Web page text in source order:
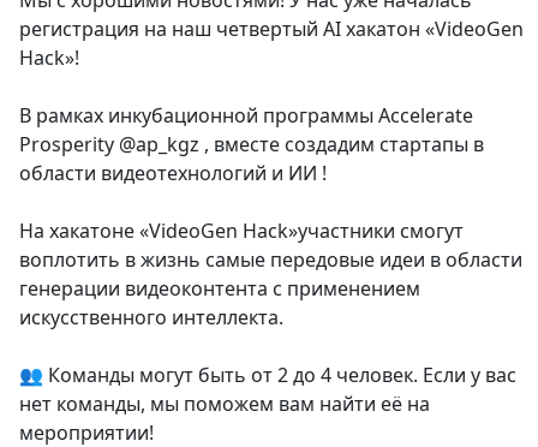
регистрация на наш четвертый AI хакатон «VideoGen
Hack»!
В рамках инкубационной программы Accelerate
Prosperity @ap_kgz , вместе создадим стартапы в
области видеотехнологий и ИИ !
На хакатоне «VideoGen Hack»участники смогут
воплотить в жизнь самые передовые идеи в области
генерации видеоконтента с применением
искусственного интеллекта.
👥 Команды могут быть от 2 до 4 человек. Если у вас
нет команды, мы поможем вам найти её на
мероприятии!